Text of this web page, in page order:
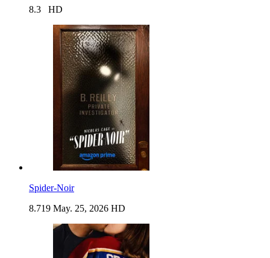
8.3
HD
Spider-Noir
8.719 May. 25, 2026 HD